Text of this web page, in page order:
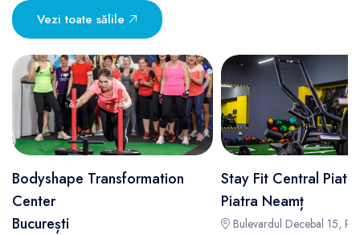
Vezi toate sălile
Bodyshape Transformation
Center
București
Stay Fit Central
Piatra Neamț
Bulevardul Decebal 15,